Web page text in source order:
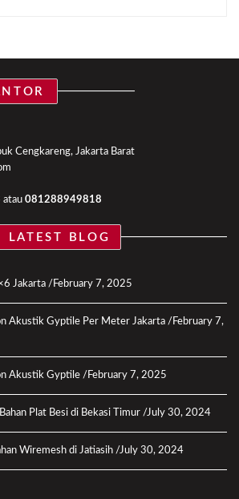
Cengkareng, Jakarta Barat
atau 081288949818
LATEST BLOG
Jakarta February 7, 2025
Akustik Gyptile Per Meter Jakarta
February 7,
Akustik Gyptile February 7, 2025
Plat Besi di Bekasi Timur July 30, 2024
Wiremesh di Jatiasih July 30, 2024